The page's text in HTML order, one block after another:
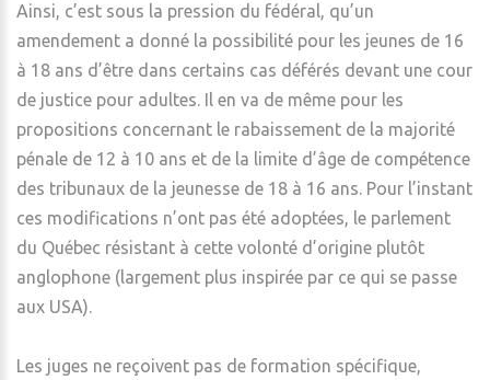
Ainsi, c’est sous la pression du fédéral, qu’un
amendement a donné la possibilité pour les jeunes de 16
à 18 ans d’être dans certains cas déférés devant une cour
de justice pour adultes. Il en va de même pour les
propositions concernant le rabaissement de la majorité
pénale de 12 à 10 ans et de la limite d’âge de compétence
des tribunaux de la jeunesse de 18 à 16 ans. Pour l’instant
ces modifications n’ont pas été adoptées, le parlement
du Québec résistant à cette volonté d’origine plutôt
anglophone (largement plus inspirée par ce qui se passe
aux USA).
Les juges ne reçoivent pas de formation spécifique,